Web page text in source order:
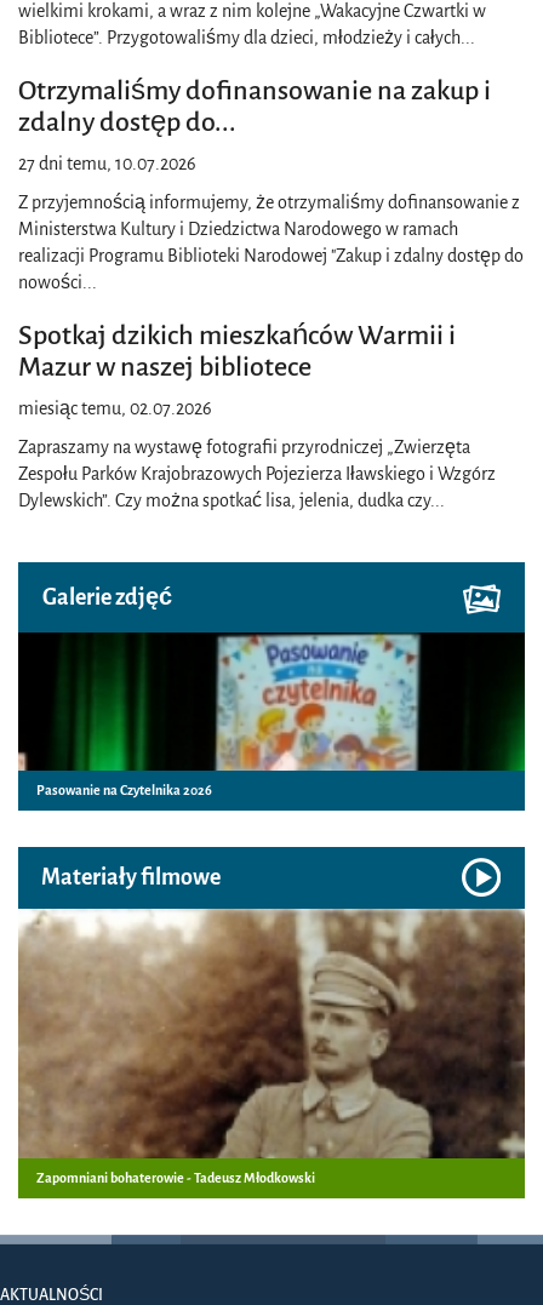
wielkimi krokami, a wraz z nim kolejne „Wakacyjne Czwartki w
Bibliotece”. Przygotowaliśmy dla dzieci, młodzieży i całych...
Otrzymaliśmy dofinansowanie na zakup i
zdalny dostęp do...
27 dni temu, 10.07.2026
Z przyjemnością informujemy, że otrzymaliśmy dofinansowanie z
Ministerstwa Kultury i Dziedzictwa Narodowego w ramach
realizacji Programu Biblioteki Narodowej "Zakup i zdalny dostęp do
nowości...
Spotkaj dzikich mieszkańców Warmii i
Mazur w naszej bibliotece
miesiąc temu, 02.07.2026
Zapraszamy na wystawę fotografii przyrodniczej „Zwierzęta
Zespołu Parków Krajobrazowych Pojezierza Iławskiego i Wzgórz
Dylewskich”. Czy można spotkać lisa, jelenia, dudka czy...
Galerie zdjęć
Pasowanie na Czytelnika 2026
Materiały filmowe
Zapomniani bohaterowie - Tadeusz Młodkowski
AKTUALNOŚCI